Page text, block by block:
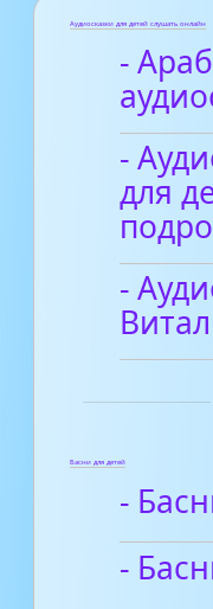
Аудиосказки для детей слушать онлайн
-
-
для
-
Басни для детей
-
-